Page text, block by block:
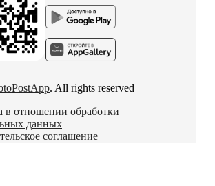
. All rights reserved
в отношении обработки
данных
соглашение